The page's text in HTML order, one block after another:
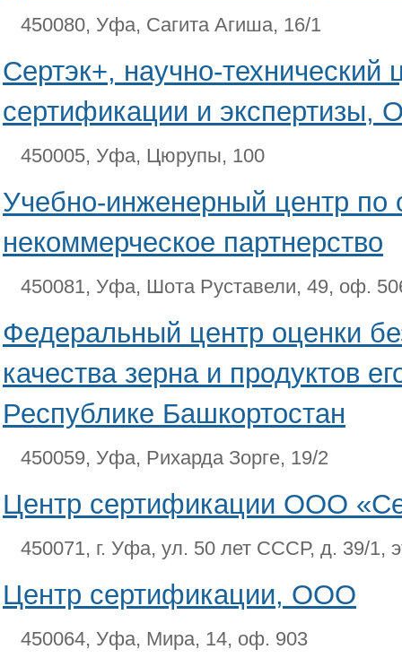
450080, Уфа, Сагита Агиша, 16/1
Сертэк+, научно-технический
сертификации и экспертизы,
450005, Уфа, Цюрупы, 100
Учебно-инженерный центр по
некоммерческое партнерство
450081, Уфа, Шота Руставели, 49, оф.
Федеральный центр оценки
качества зерна и продуктов
Республике Башкортостан
450059, Уфа, Рихарда Зорге, 19/2
Центр сертификации ООО
450071, г. Уфа, ул. 50 лет СССР, д. 39/1,
Центр сертификации, ООО
450064, Уфа, Мира, 14, оф. 903